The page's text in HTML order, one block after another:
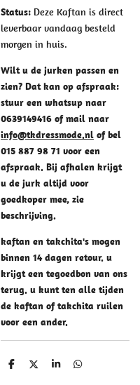
Status: Deze Kaftan is direct
leverbaar vandaag besteld
morgen in huis.
Wilt u de jurken passen en
zien? Dat kan op afspraak:
stuur een whatsup naar
0639149416 of mail naar
info@tkdressmode.nl of bel
015 887 98 71 voor een
afspraak. Bij afhalen krijgt
u de jurk altijd voor
goedkoper mee, zie
beschrijving.
kaftan en takchita's mogen
binnen 14 dagen retour. u
krijgt een tegoedbon van ons
terug. u kunt ten alle tijden
de kaftan of takchita ruilen
voor een ander.
D
D
S
D